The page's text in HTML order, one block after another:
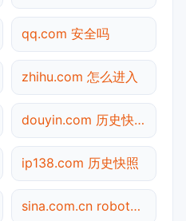
qq.com 安全吗
zhihu.com 怎么进入
douyin.com 历史快照
ip138.com 历史快照
sina.com.cn robots.txt检测